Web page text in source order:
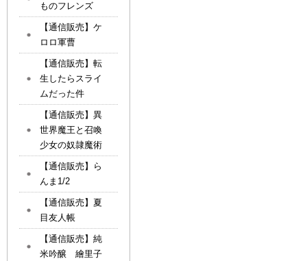
ものフレンズ
【通信販売】ケ
ロロ軍曹
【通信販売】転
生したらスライ
ムだった件
【通信販売】異
世界魔王と召喚
少女の奴隷魔術
【通信販売】ら
んま1/2
【通信販売】夏
目友人帳
【通信販売】純
米吟醸 繪里子